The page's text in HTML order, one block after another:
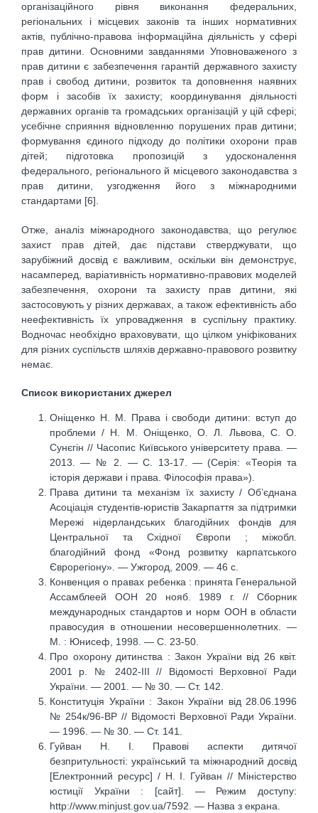
організаційного рівня виконання федеральних,
регіональних і місцевих законів та інших нормативних
актів, публічно-правова інформаційна діяльність у сфері
прав дитини. Основними завданнями Уповноваженого з
прав дитини є забезпечення гарантій державного захисту
прав і свобод дитини, розвиток та доповнення наявних
форм і засобів їх захисту; координування діяльності
державних органів та громадських організацій у цій сфері;
усебічне сприяння відновленню порушених прав дитини;
формування єдиного підходу до політики охорони прав
дітей; підготовка пропозицій з удосконалення
федерального, регіонального й місцевого законодавства з
прав дитини, узгодження його з міжнародними
стандартами [6].
Отже, аналіз міжнародного законодавства, що регулює
захист прав дітей, дає підстави стверджувати, що
зарубіжний досвід є важливим, оскільки він демонструє,
насамперед, варіативність нормативно-правових моделей
забезпечення, охорони та захисту прав дитини, які
застосовують у різних державах, а також ефективність або
неефективність їх упровадження в суспільну практику.
Водночас необхідно враховувати, що цілком уніфікованих
для різних суспільств шляхів державно-правового розвитку
немає.
Список використаних джерел
Оніщенко Н. М. Права і свободи дитини: вступ до
проблеми / Н. М. Оніщенко, О. Л. Львова, С. О.
Сунєгін // Часопис Київського університету права. —
2013. — № 2. — С. 13-17. — (Серія: «Теорія та
історія держави і права. Філософія права»).
Права дитини та механізм їх захисту / Об’єднана
Асоціація студентів-юристів Закарпаття за підтримки
Мережі нідерландських благодійних фондів для
Центральної та Східної Європи ; міжобл.
благодійний фонд «Фонд розвитку карпатського
Єврорегіону». — Ужгород, 2009. — 46 с.
Конвенция о правах ребенка : принята Генеральной
Ассамблеей ООН 20 нояб. 1989 г. // Сборник
международных стандартов и норм ООН в области
правосудия в отношении несовершеннолетних. —
М. : Юнисеф, 1998. — С. 23-50.
Про охорону дитинства : Закон України від 26 квіт.
2001 р. № 2402-ІІІ // Відомості Верховної Ради
України. — 2001. — № 30. — Ст. 142.
Конституція України : Закон України від 28.06.1996
№ 254к/96-ВР // Відомості Верховної Ради України.
— 1996. — № 30. — Ст. 141.
Гуйван Н. І. Правові аспекти дитячої
безпритульності: український та міжнародний досвід
[Електронний ресурс] / Н. І. Гуйван // Міністерство
юстиції України : [сайт]. — Режим доступу:
http://www.minjust.gov.ua/7592. — Назва з екрана.